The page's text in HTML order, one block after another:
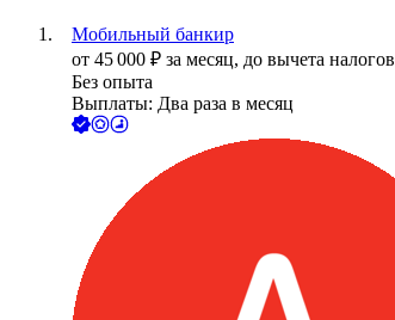
Мобильный банкир
от 45 000 ₽ за месяц, до вычета налогов
Без опыта
Выплаты: Два раза в месяц